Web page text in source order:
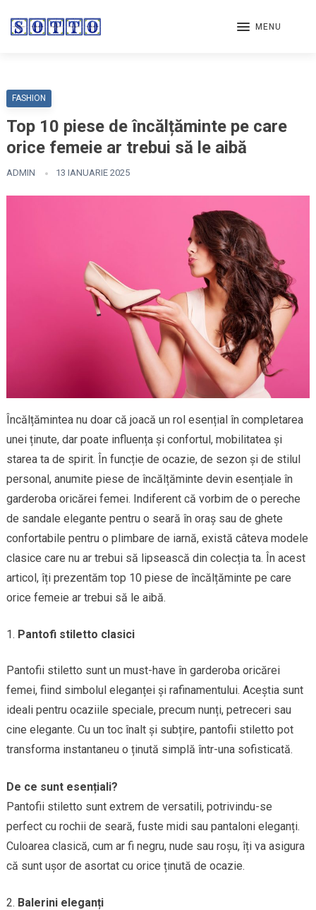
MENU
FASHION
Top 10 piese de încălțăminte pe care
orice femeie ar trebui să le aibă
ADMIN 13 IANUARIE 2025
Încălțămintea nu doar că joacă un rol esențial în completarea
unei ținute, dar poate influența și confortul, mobilitatea și
starea ta de spirit. În funcție de ocazie, de sezon și de stilul
personal, anumite piese de încălțăminte devin esențiale în
garderoba oricărei femei. Indiferent că vorbim de o pereche
de sandale elegante pentru o seară în oraș sau de ghete
confortabile pentru o plimbare de iarnă, există câteva modele
clasice care nu ar trebui să lipsească din colecția ta. În acest
articol, îți prezentăm top 10 piese de încălțăminte pe care
orice femeie ar trebui să le aibă.
Pantofi stiletto clasici
Pantofii stiletto sunt un must-have în garderoba oricărei
femei, fiind simbolul eleganței și rafinamentului. Aceștia sunt
ideali pentru ocaziile speciale, precum nunți, petreceri sau
cine elegante. Cu un toc înalt și subțire, pantofii stiletto pot
transforma instantaneu o ținută simplă într-una sofisticată.
De ce sunt esențiali?
Pantofii stiletto sunt extrem de versatili, potrivindu-se
perfect cu rochii de seară, fuste midi sau pantaloni eleganți.
Culoarea clasică, cum ar fi negru, nude sau roșu, îți va asigura
că sunt ușor de asortat cu orice ținută de ocazie.
Balerini eleganți